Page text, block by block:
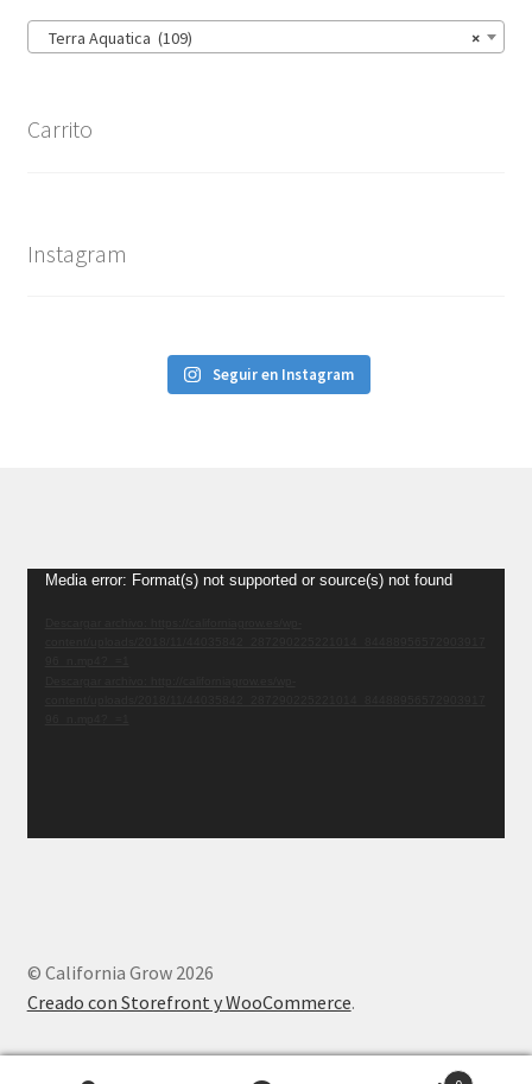
×
Terra Aquatica (109)
Carrito
Instagram
Seguir en Instagram
Reproductor
Media error: Format(s) not supported or source(s) not found
© California Grow 2026
Creado con Storefront y WooCommerce.